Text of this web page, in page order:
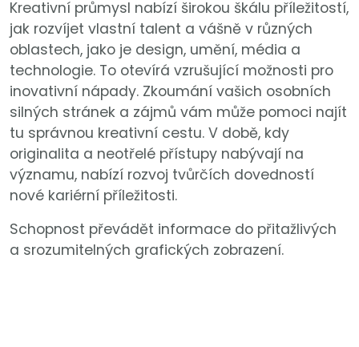
Kreativní průmysl nabízí širokou škálu příležitostí,
jak rozvíjet vlastní talent a vášně v různých
oblastech, jako je design, umění, média a
technologie. To otevírá vzrušující možnosti pro
inovativní nápady. Zkoumání vašich osobních
silných stránek a zájmů vám může pomoci najít
tu správnou kreativní cestu. V době, kdy
originalita a neotřelé přístupy nabývají na
významu, nabízí rozvoj tvůrčích dovedností
nové kariérní příležitosti.
Schopnost převádět informace do přitažlivých
a srozumitelných grafických zobrazení.